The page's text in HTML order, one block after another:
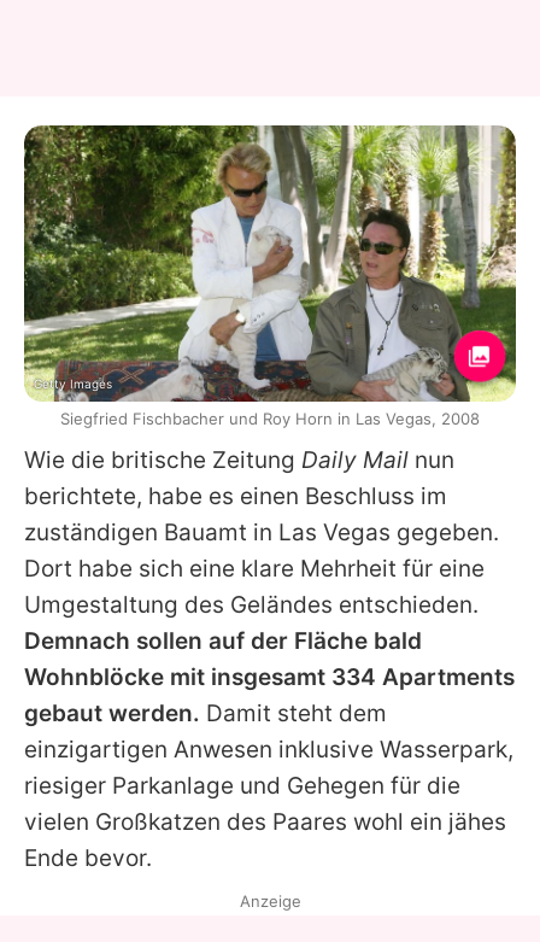
Wie die britische Zeitung Daily Mail nun
berichtete, habe es einen Beschluss im
zuständigen Bauamt in Las Vegas gegeben.
Dort habe sich eine klare Mehrheit für eine
Umgestaltung des Geländes entschieden.
Demnach sollen auf der Fläche bald
Wohnblöcke mit insgesamt 334 Apartments
gebaut werden. Damit steht dem
einzigartigen Anwesen inklusive Wasserpark,
riesiger Parkanlage und Gehegen für die
vielen Großkatzen des Paares wohl ein jähes
Ende bevor.
Getty Images
Siegfried Fischbacher und Roy Horn in Las Vegas, 2008
Anzeige